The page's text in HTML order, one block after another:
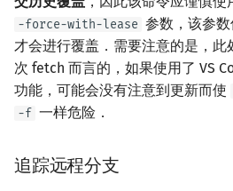
-force-with-lease 参数，该参
才会进行覆盖．需要注意的是，此
次 fetch 而言的，如果使用了 VS
功能，可能会没有注意到更新而使
-f 一样危险．
追踪远程分支